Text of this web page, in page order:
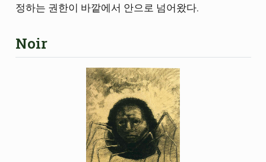
정하는 권한이 바깥에서 안으로 넘어왔다.
Noir